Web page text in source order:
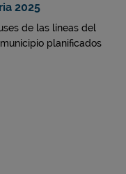
2025
de las líneas del
planificados